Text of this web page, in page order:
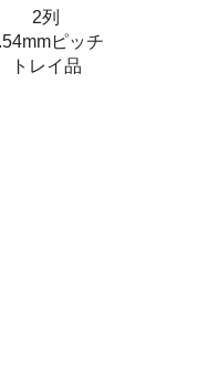
2列
ピッチ
トレイ品